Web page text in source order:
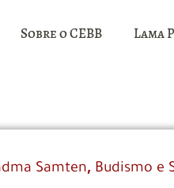
Sobre o CEBB Lama
Samten, Budismo e